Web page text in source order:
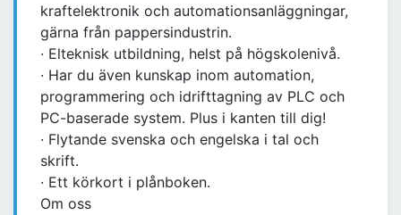
kraftelektronik och automationsanläggningar,
gärna från pappersindustrin.
· Elteknisk utbildning, helst på högskolenivå.
· Har du även kunskap inom automation,
programmering och idrifttagning av PLC och
PC-baserade system. Plus i kanten till dig!
· Flytande svenska och engelska i tal och
skrift.
· Ett körkort i plånboken.
Om oss